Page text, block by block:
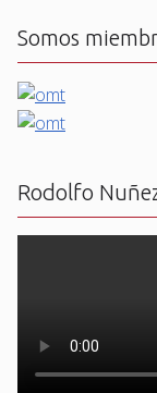
Somos
Rodolfo